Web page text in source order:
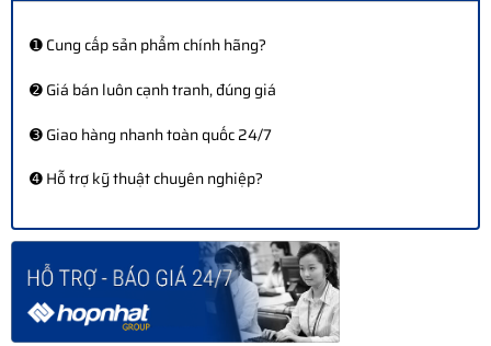
➊ Cung cấp sản phẩm chính hãng?
➋ Giá bán luôn cạnh tranh, đúng giá
➌ Giao hàng nhanh toàn quốc 24/7
➍ Hỗ trợ kỹ thuật chuyên nghiệp?